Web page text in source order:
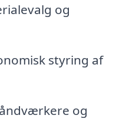
og
styring af
og